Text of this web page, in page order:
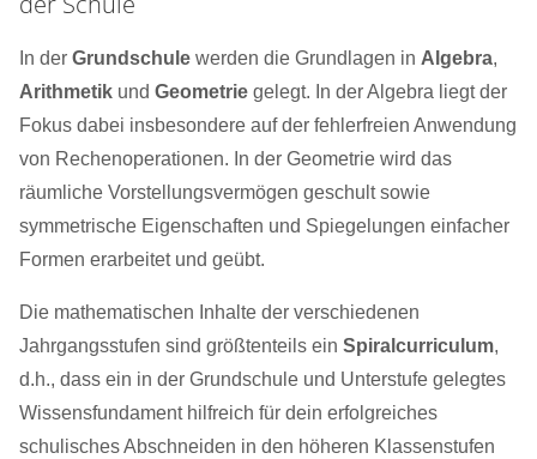
In der Grundschule werden die Grundlagen in Algebra,
Arithmetik und Geometrie gelegt. In der Algebra liegt der
Fokus dabei insbesondere auf der fehlerfreien Anwendung
von Rechenoperationen. In der Geometrie wird das
räumliche Vorstellungsvermögen geschult sowie
symmetrische Eigenschaften und Spiegelungen einfacher
Formen erarbeitet und geübt.
Die mathematischen Inhalte der verschiedenen
Jahrgangsstufen sind größtenteils ein Spiralcurriculum,
d.h., dass ein in der Grundschule und Unterstufe gelegtes
Wissensfundament hilfreich für dein erfolgreiches
schulisches Abschneiden in den höheren Klassenstufen